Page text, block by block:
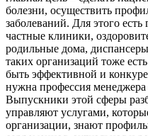
болезни, осуществить
заболеваний. Для этого
частные клиники,
родильные дома,
таких организаций тоже
быть эффективной и
нужна профессия менеджера
Выпускники этой сферы
управляют услугами,
организации, знают